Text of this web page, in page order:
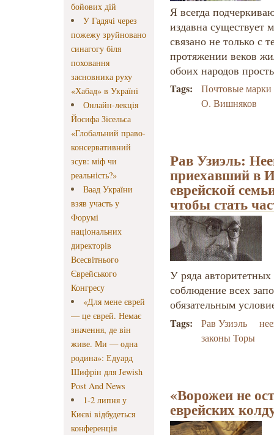
бойових дій
У Гадячі через
пожежу зруйновано
синагогу біля
поховання
засновника руху
«Хабад» в Україні
Онлайн-лекція
Йосифа Зісельса
«Глобальний право-
консервативний
зсув: міф чи
реальність?»
Ваад України
взяв участь у
Форумі
національних
директорів
Всесвітнього
Єврейського
Конгресу
«Для мене єврей
— це єврей. Немає
значення, де він
живе. Ми — одна
родина»: Едуард
Шифрін для Jewish
Post And News
1-2 липня у
Києві відбудеться
конференція
Я всегда
издавна
связано не только с
протяжении веков
обоих народов
Tags:
Почтовые марки
О. Вишняков
Рав Узиэль:
приехавший в
еврейской
чтобы стать
У ряда
соблюдение всех
обязательным
Tags: Рав Узиэль
законы Торы
«Ворожеи не
еврейских